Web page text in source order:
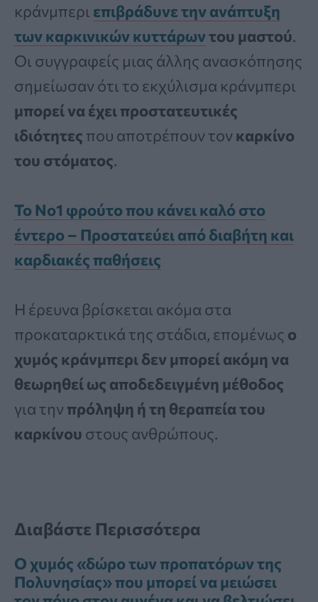
κράνμπερι επιβράδυνε την ανάπτυξη
των καρκινικών κυττάρωντου μαστού.
Οι συγγραφείς μιας άλλης ανασκόπησης
σημείωσαν ότι το εκχύλισμα κράνμπερι
μπορεί να έχει προστατευτικές
ιδιότητες που αποτρέπουν τον καρκίνο
του στόματος.
Το Νο1 φρούτο που κάνει καλό στο
έντερο – Προστατεύει από διαβήτη και
καρδιακές παθήσεις
Η έρευνα βρίσκεται ακόμα στα
προκαταρκτικά της στάδια, επομένως ο
χυμός κράνμπερι δεν μπορεί ακόμη να
θεωρηθεί ως αποδεδειγμένη μέθοδος
για την πρόληψη ή τη θεραπεία του
καρκίνου στους ανθρώπους.
Διαβάστε Περισσότερα
Ο χυμός «δώρο των προπατόρων της
Πολυνησίας» που μπορεί να μειώσει